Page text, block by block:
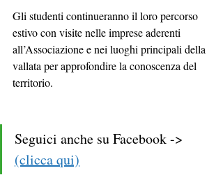
Gli studenti continueranno il loro percorso
estivo con visite nelle imprese aderenti
all’Associazione e nei luoghi principali della
vallata per approfondire la conoscenza del
territorio.
Seguici anche su Facebook ->
(clicca qui)